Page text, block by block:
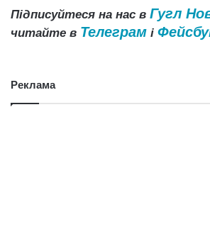
Підписуйтеся на нас в Гугл
читайте в Телеграм і
Реклама